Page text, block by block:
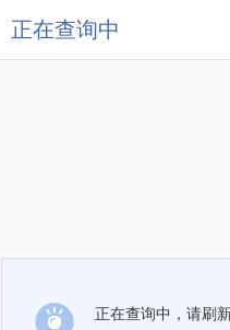
正在查询中
正在查询中，请刷